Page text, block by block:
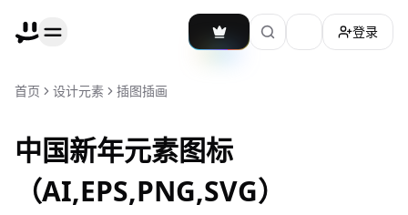
加载主题切换
登录
首页 设计元素 插图插画
中国新年元素图标
（AI,EPS,PNG,SVG）